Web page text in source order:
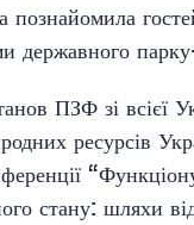
познайомила
державного
ПЗФ зі всієї
ресурсів
стану: шляхи